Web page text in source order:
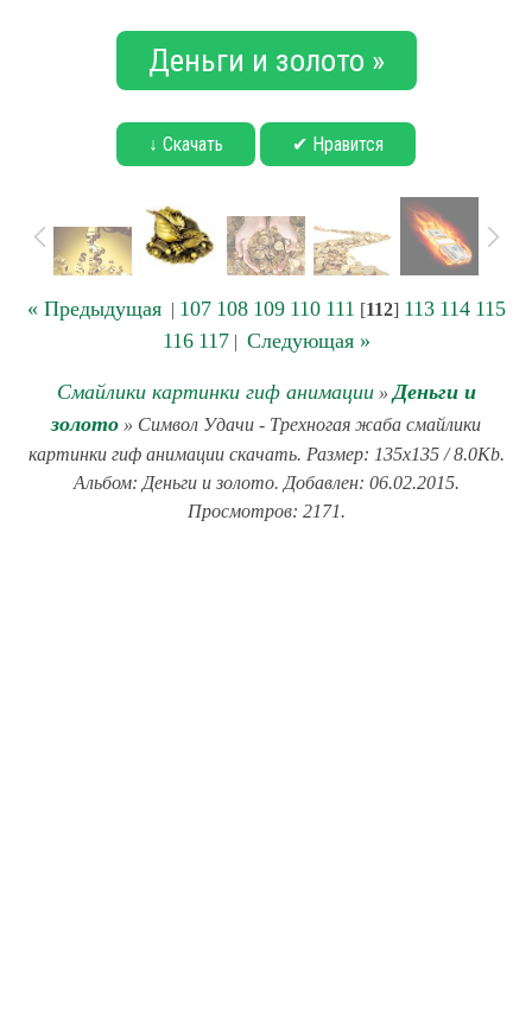
Деньги и золото »
↓ Скачать ✔ Нравится
« Предыдущая| 107 108 109 110 111 [112] 113 114 115
116 117| Следующая »
Смайлики картинки гиф анимации» Деньги и
золото » Символ Удачи - Трехногая жаба смайлики
картинки гиф анимации скачать. Размер: 135x135 / 8.0Kb.
Альбом: Деньги и золото. Добавлен: 06.02.2015.
Просмотров: 2171.